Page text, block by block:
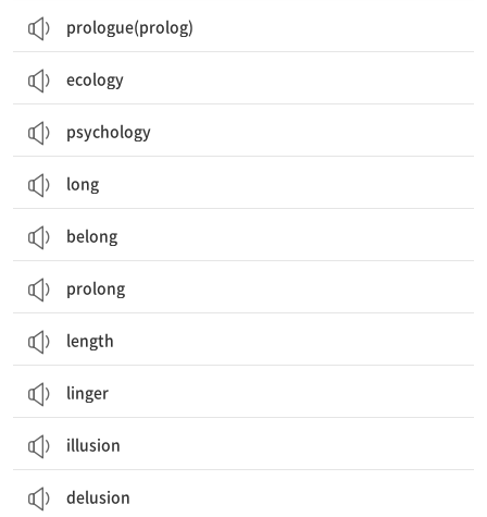
prologue(prolog)
ecology
psychology
long
belong
prolong
length
linger
illusion
delusion